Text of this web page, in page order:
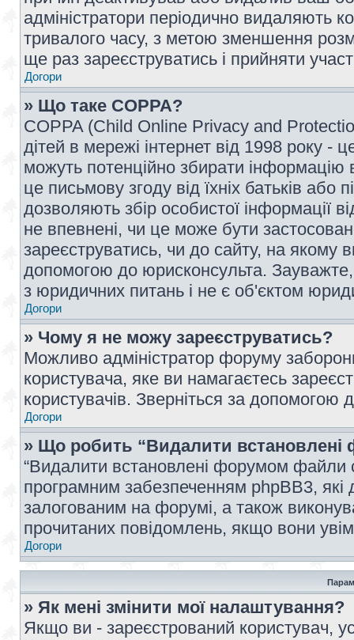
адміністратори періодично видаляють
тривалого часу, з метою зменшення
ще раз зареєструватись і прийняти
Догори
» Що таке COPPA?
COPPA (Child Online Privacy and
дітей в мережі інтернет від 1998 року -
можуть потенційно збирати інформацію
це письмову згоду від їхніх батьків або
дозволяють збір особистої інформації
не впевнені, чи це може бути
зареєструватись, чи до сайту, на якому
допомогою до юрисконсульта.
з юридичних питань і не є об'єктом
Догори
» Чому я не можу зареєструватись?
Можливо адміністратор форуму
користувача, яке ви намагаєтесь
користувачів. Зверніться за допомогою
Догори
» Що робить “Видалити
“Видалити встановлені форумом файли
програмним забезпеченням phpBB3,
залогованим на форумі, а також
прочитаних повідомлень, якщо вони
Догори
» Як мені змінити мої налаштування?
Якщо ви - зареєстрований користувач,